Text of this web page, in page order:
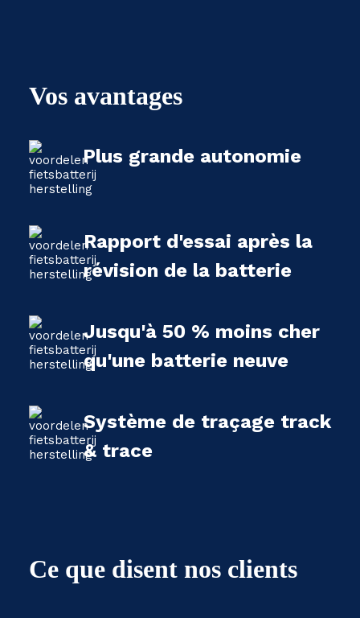
Vos avantages
Plus grande autonomie
Rapport d'essai après la
révision de la batterie
Jusqu'à 50 % moins cher
qu'une batterie neuve
Système de traçage track
& trace
Ce que disent nos clients